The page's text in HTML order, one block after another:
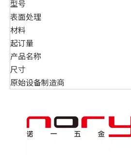
型号
表面处理
材料
起订量
产品名称
尺寸
原始设备制造商